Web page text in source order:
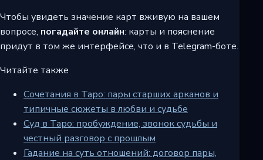
Чтобы увидеть значение карт вживую на вашем
вопросе, погадайте онлайн: карты и пояснение
придут в том же интерфейсе, что и в Telegram-боте.
Читайте также
Сочетания в Таро: пары старших арканов и
типичные сюжеты в любви и судьбе
Суд в Таро: пробуждение, звонок судьбы и
честный разговор с прошлым
Гадание на суть отношений: договор пары,